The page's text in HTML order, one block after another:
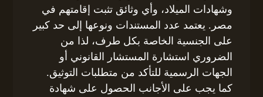
وشهادات الميلاد، وأي وثائق تثبت إقامتهم في
مصر. يعتمد عدد المستندات ونوعها إلى حد كبير
على الجنسية الخاصة بكل طرف، لذا من
الضروري استشارة المستشار القانوني أو
الجهات الرسمية للتأكد من متطلبات التوثيق.
كما يجب على الأجانب الحصول على شهادة